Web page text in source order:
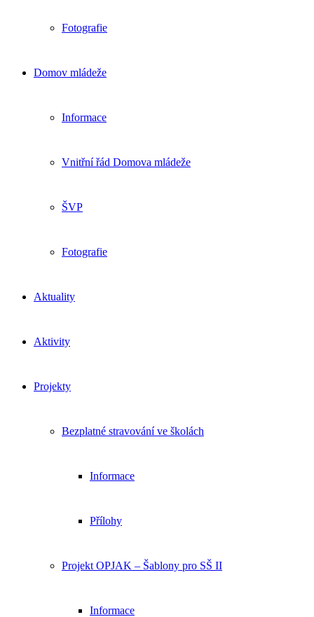
Fotografie
Domov mládeže
Informace
Vnitřní řád Domova mládeže
ŠVP
Fotografie
Aktuality
Aktivity
Projekty
Bezplatné stravování ve školách
Informace
Přílohy
Projekt OPJAK – Šablony pro SŠ II
Informace